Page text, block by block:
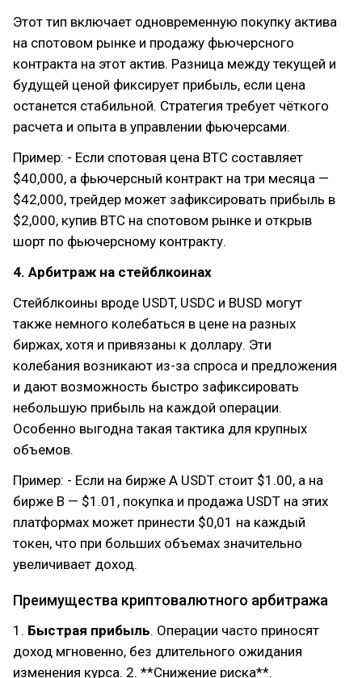
Этот тип включает одновременную покупку актива
на спотовом рынке и продажу фьючерсного
контракта на этот актив. Разница между текущей и
будущей ценой фиксирует прибыль, если цена
останется стабильной. Стратегия требует чёткого
расчета и опыта в управлении фьючерсами.
Пример: - Если спотовая цена BTC составляет
$40,000, а фьючерсный контракт на три месяца —
$42,000, трейдер может зафиксировать прибыль в
$2,000, купив BTC на спотовом рынке и открыв
шорт по фьючерсному контракту.
4. Арбитраж на стейблкоинах
Стейблкоины вроде USDT, USDC и BUSD могут
также немного колебаться в цене на разных
биржах, хотя и привязаны к доллару. Эти
колебания возникают из-за спроса и предложения
и дают возможность быстро зафиксировать
небольшую прибыль на каждой операции.
Особенно выгодна такая тактика для крупных
объемов.
Пример: - Если на бирже A USDT стоит $1.00, а на
бирже B — $1.01, покупка и продажа USDT на этих
платформах может принести $0,01 на каждый
токен, что при больших объемах значительно
увеличивает доход.
Преимущества криптовалютного арбитража
1. Быстрая прибыль. Операции часто приносят
доход мгновенно, без длительного ожидания
изменения курса. 2. **Снижение риска**.